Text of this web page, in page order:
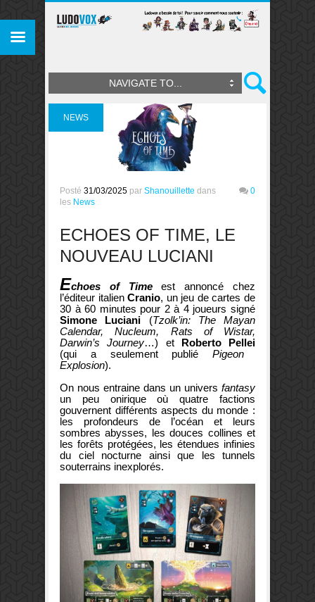
NAVIGATE TO...
NEWS
Posté 31/03/2025 par Shanouillette dans
les News
0
ECHOES OF TIME, LE
NOUVEAU LUCIANI
Echoes of Timeest annoncé chez
l’éditeur italienCranio, un jeu de cartes de
30 à 60 minutes pour 2 à 4 joueurs signé
Simone Luciani (Tzolk’in: The Mayan
Calendar, Nucleum, Rats of Wistar,
Darwin’s Journey…) et Roberto Pellei
(qui a seulement publiéPigeon
Explosion).
On nous entraine dans un univers fantasy
un peu onirique oùquatre factions
gouvernent différents aspects du monde :
les profondeurs de l’océan et leurs
sombres abysses, les douces collines et
les forêts protégées, les étendues infinies
du ciel nocturne ainsi que les tunnels
souterrains inexplorés.